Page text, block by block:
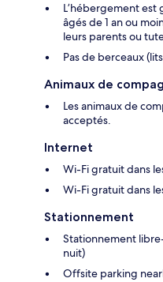
L’hébergement
âgés de 1 an ou
leurs parents ou
Pas de berceaux
Animaux de
Les animaux de
acceptés.
Internet
Wi-Fi gratuit dans
Wi-Fi gratuit dans
Stationnement
Stationnement
nuit)
Offsite parking